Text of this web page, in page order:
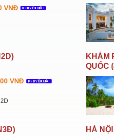
VNĐ
siêu
VNĐ
KHÁM
QUỐC
HÀ